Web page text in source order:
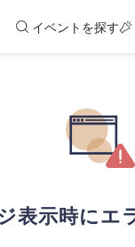
イベントを探す
表示時にエ